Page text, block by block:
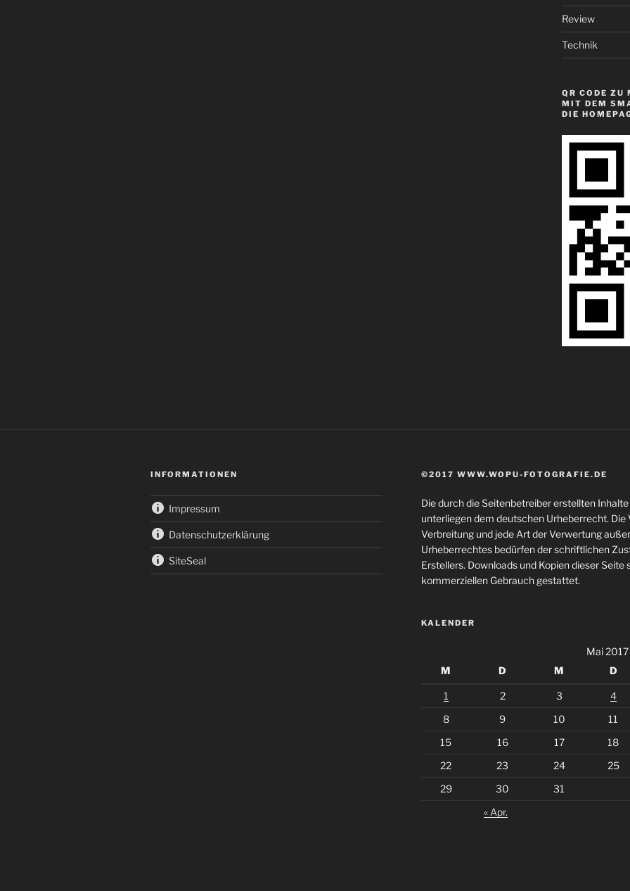
Review
Technik
QR CODE ZU
MIT DEM
DIE
INFORMATIONEN
Impressum
Datenschutzerklärung
SiteSeal
©2017 WWW.WOPU-FOTOGRAFIE.DE
Die durch die Seitenbetreiber erstellten
unterliegen dem deutschen Urheberrecht.
Verbreitung und jede Art der Verwertung
Urheberrechtes bedürfen der schriftlichen
Erstellers. Downloads und Kopien dieser
kommerziellen Gebrauch gestattet.
KALENDER
Mai 2017
M
D M D
1 2 3
4
8
9 10
11
15
16 17
18
22
23 24
25
29
30
31
« Apr.